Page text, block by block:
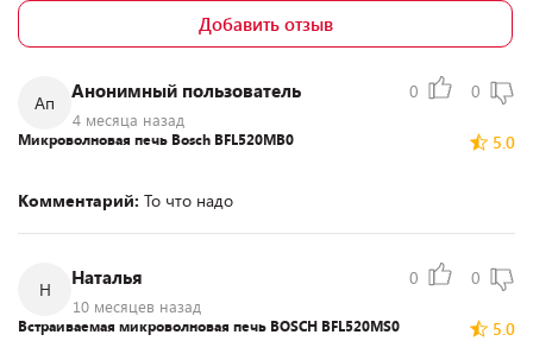
Добавить отзыв
Ап
Анонимный пользователь
4 месяца назад
0 0
5.0
Микроволновая печь Bosch BFL520MB0
Комментарий: То что надо
Н
Наталья
10 месяцев назад
0 0
5.0
Встраиваемая микроволновая печь BOSCH BFL520MS0